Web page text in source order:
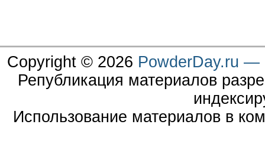
Copyright © 2026 PowderDay.ru —
Републикация материалов
Использование материалов в